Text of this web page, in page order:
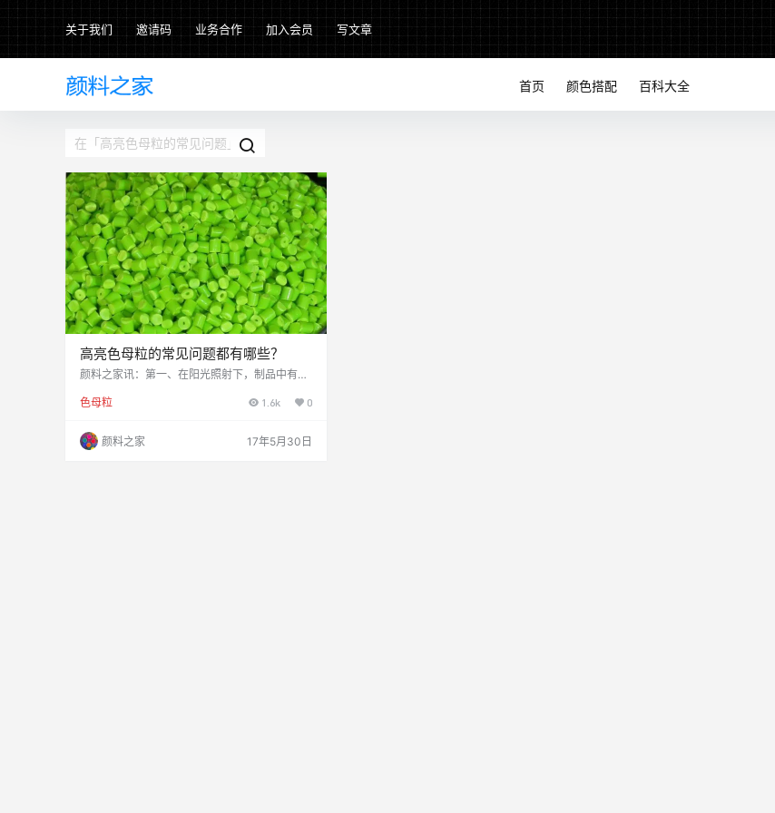
关于我们 邀请码 业务合作 加入会员 写文章
首页 颜色搭配 百科大全
高亮色母粒的常见问题都有哪些？
颜料之家讯：第一、在阳光照射下，制品中有条
塑料成型工艺两个方面考虑:1、注塑设备的温度
混合。2、注塑机没有加一定的背压，螺杆的混
炼效果不好。增加机筒存料量。3、色母的分散
色母粒 1.6k 0
颜料之家 17年5月30日